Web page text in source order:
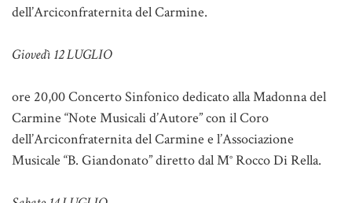
dell’Arciconfraternita del Carmine.
Giovedì 12 LUGLIO
ore 20,00 Concerto Sinfonico dedicato alla Madonna del
Carmine “Note Musicali d’Autore” con il Coro
dell’Arciconfraternita del Carmine e l’Associazione
Musicale “B. Giandonato” diretto dal M° Rocco Di Rella.